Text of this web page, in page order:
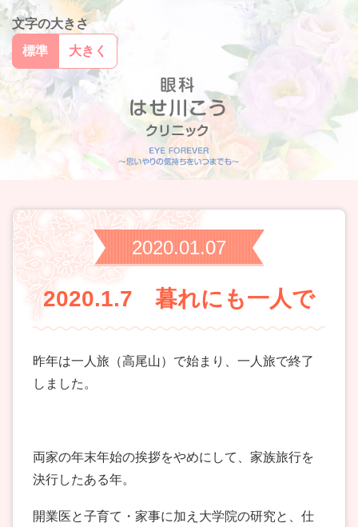
文字の大きさ
標準
大きく
2020.01.07
2020.1.7 暮れにも一人で
昨年は一人旅（高尾山）で始まり、一人旅で終了
しました。
両家の年末年始の挨拶をやめにして、家族旅行を
決行したある年。
開業医と子育て・家事に加え大学院の研究と、仕